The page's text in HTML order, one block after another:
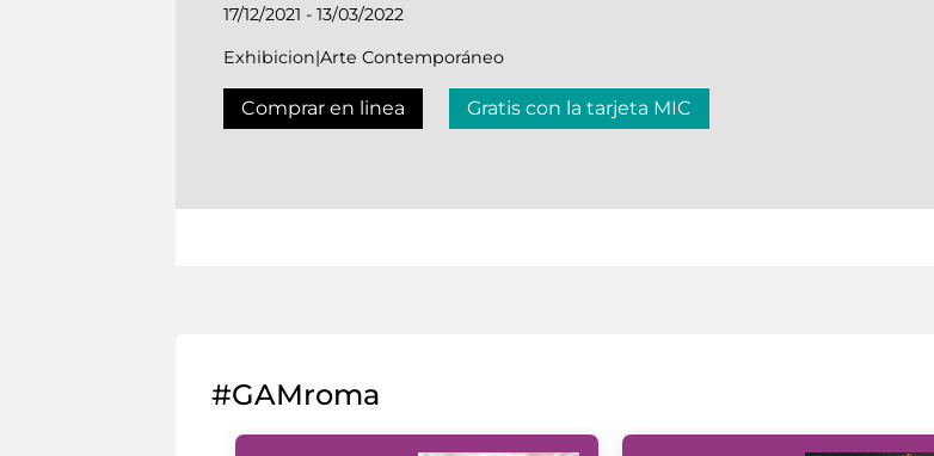
17/12/2021 - 13/03/2022
Exhibicion|Arte Contemporáneo
Comprar en linea Gratis con la tarjeta MIC
#GAMroma